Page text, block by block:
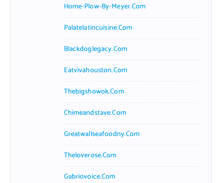
Home-Plow-By-Meyer.com
Palatelatincuisine.com
Blackdoglegacy.com
Eatvivahouston.com
Thebigshowok.com
Chimeandstave.com
Greatwallseafoodny.com
Theloverose.com
Gabriovoice.com